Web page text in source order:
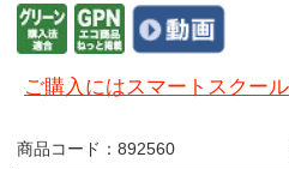
ご購入にはスマートスクー
商品コード： 892560